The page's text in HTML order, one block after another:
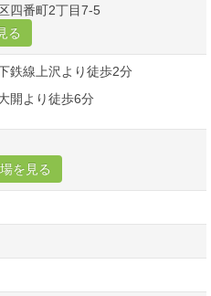
四番町2丁目7-5
る
鉄線上沢より徒歩2分
開より徒歩6分
を見る